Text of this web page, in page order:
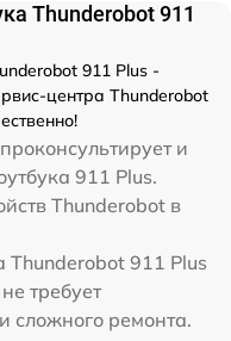
Thunderobot 911
911 Plus -
центра Thunderobot
и
911 Plus.
Thunderobot в
911 Plus
требует
сложного ремонта.